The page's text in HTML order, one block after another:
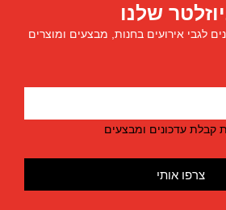
שלנו
לגבי אירועים בחנות, מבצעים ומוצרים
עדכונים ומבצעים
צרפו אותי